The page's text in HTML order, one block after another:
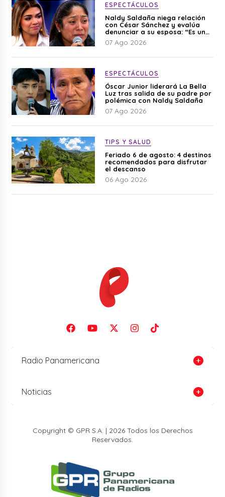
ESPECTÁCULOS
Naldy Saldaña niega relación
con César Sánchez y evalúa
denunciar a su esposa: “Es una
difamación”
07 Ago 2026
ESPECTÁCULOS
Óscar Junior liderará La Bella
Luz tras salida de su padre por
polémica con Naldy Saldaña
07 Ago 2026
TIPS Y SALUD
Feriado 6 de agosto: 4 destinos
recomendados para disfrutar
el descanso
06 Ago 2026
Radio Panamericana
Noticias
Copyright © GPR S.A. | 2026 Todos los Derechos
Reservados.